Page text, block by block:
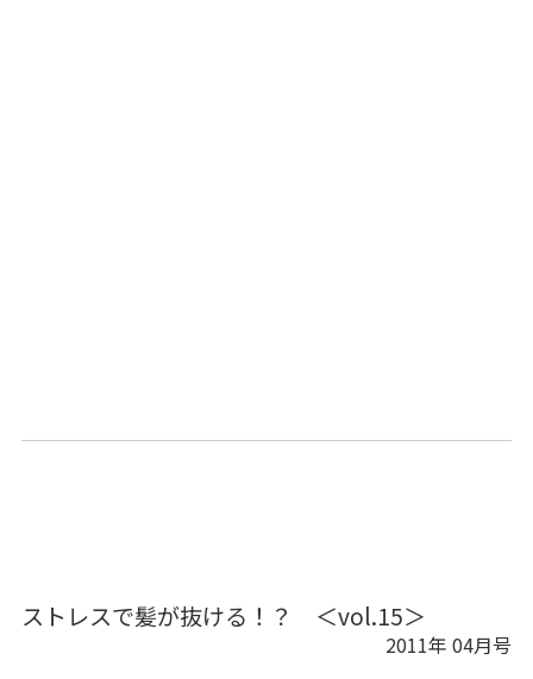
ストレスで髪が抜ける！？ ＜vol.15＞
2011年 04月号